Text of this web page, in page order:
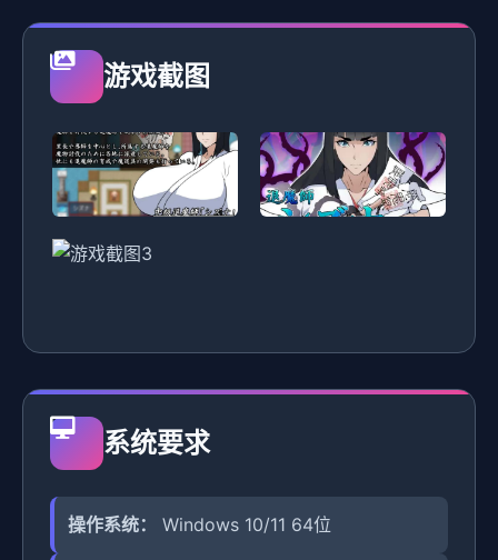
游戏截图
系统要求
操作系统： Windows 10/11 64位